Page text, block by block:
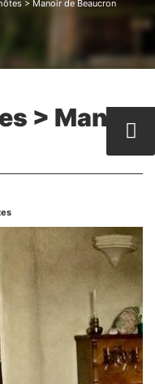
> Manoir de Beaucron
> Manoir